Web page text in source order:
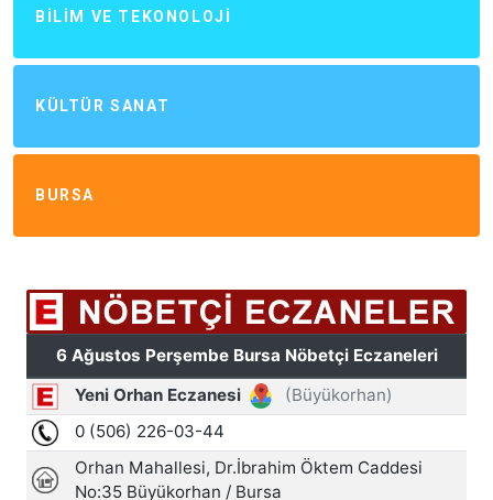
BILIM VE TEKONOLOJI
KÜLTÜR SANAT
BURSA